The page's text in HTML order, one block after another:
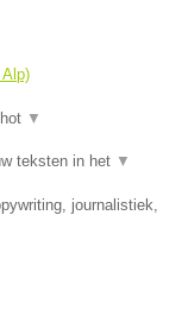
Alp)
▼
teksten in het ▼
journalistiek,